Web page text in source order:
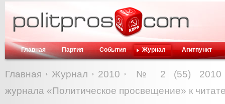
Главная Партия События Журнал Агитпункт
Главная Журнал 2010
№ 2 (55) 2010
журнала «Политическое просвещение» к